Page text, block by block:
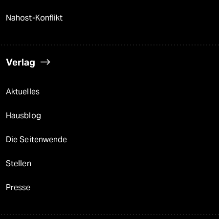
Nahost-Konflikt
Verlag
Aktuelles
Hausblog
Die Seitenwende
Stellen
Presse